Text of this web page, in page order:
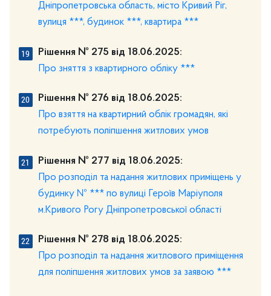
Дніпропетровська область, місто Кривий Ріг,
вулиця ***, будинок ***, квартира ***
Рішення № 275 від 18.06.2025:
Про зняття з квартирного обліку ***
Рішення № 276 від 18.06.2025:
Про взяття на квартирний облік громадян, які
потребують поліпшення житлових умов
Рішення № 277 від 18.06.2025:
Про розподіл та надання житлових приміщень у
будинку № *** по вулиці Героїв Маріуполя
м.Кривого Рогу Дніпропетровської області
Рішення № 278 від 18.06.2025:
Про розподіл та надання житлового приміщення
для поліпшення житлових умов за заявою ***